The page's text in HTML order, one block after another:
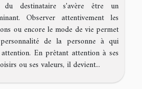
du destinataire s'avère être un
Observer attentivement les
ou encore le mode de vie permet
de la personne à qui
En prêtant attention à ses
ou ses valeurs, il devient...